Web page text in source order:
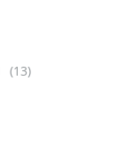
(13)